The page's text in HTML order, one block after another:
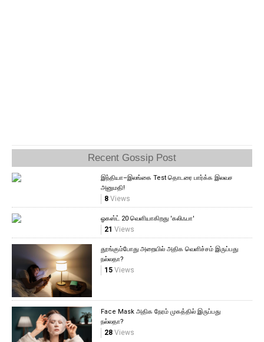
Recent Gossip Post
இந்தியா–இலங்கை Test தொடரை பார்க்க இலவச
அனுமதி!
8Views
ஓகஸ்ட் 20 வெளியாகிறது 'கலிஃபா'
21 Views
தூங்கும்போது அறையில் அதிக வெளிச்சம் இருப்பது
நல்லதா?
15Views
Face Mask அதிக நேரம் முகத்தில் இருப்பது
நல்லதா?
28Views